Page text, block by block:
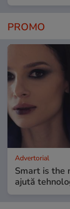
PROMO
Advertorial
Smart is the
ajută